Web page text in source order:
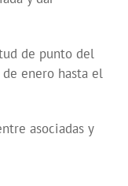
de punto del
enero hasta el
asociadas y